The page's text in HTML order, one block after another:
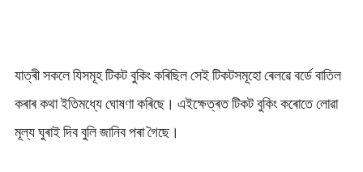
যাত্ৰী সকলে যিসমূহ টিকট বুকিং কৰিছিল সেই টিকটসমূহো ৰেলৱে বৰ্ডে বাতিল
কৰাৰ কথা ইতিমধ্যে ঘোষণা কৰিছে। এইক্ষেত্ৰত টিকট বুকিং কৰোতে লোৱা
মূল্য ঘুৰাই দিব বুলি জানিব পৰা গৈছে।